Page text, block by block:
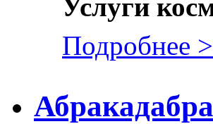
Услуги
Подробнее
Абракадабра